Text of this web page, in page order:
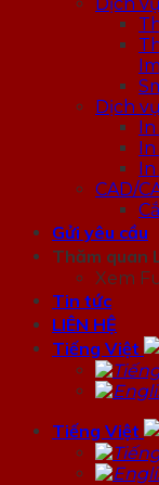
Dịch
In
CAD/
Gửi yêu cầu
Thăm quan
Xem
Tin tức
LIÊN HỆ
Tiếng Việt
Tiếng Việt